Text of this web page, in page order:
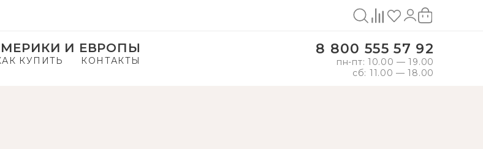
И ЕВРОПЫ
КУПИТЬ КОНТАКТЫ
8 800 555 57 92
пн-пт: 10.00 — 19.00
сб: 11.00 — 18.00